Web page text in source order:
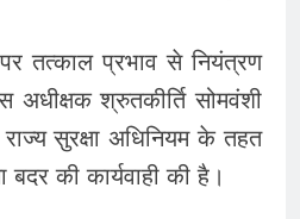
तत्काल प्रभाव से नियंत्रण
श्रुतकीर्ति सोमवंशी
सुरक्षा अधिनियम के तहत
की कार्यवाही की है।